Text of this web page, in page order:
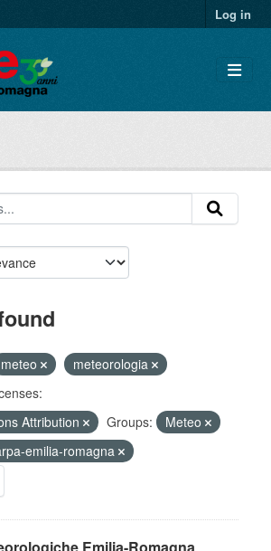
Log in
meteo
meteorologia
Attribution
Groups:
Meteo
emilia-romagna